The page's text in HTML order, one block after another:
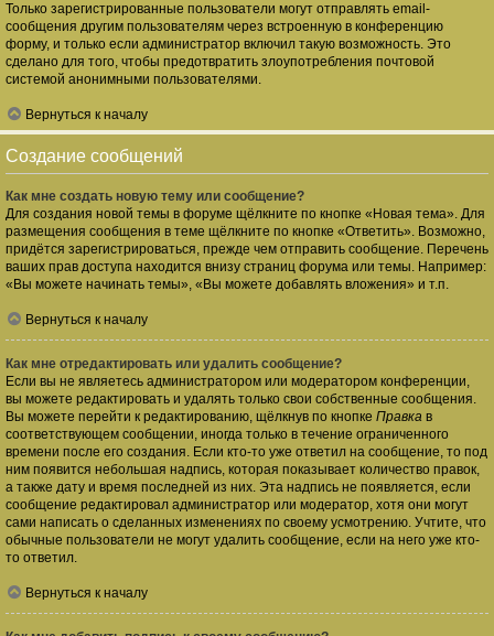
Только зарегистрированные пользователи могут отправлять email-
сообщения другим пользователям через встроенную в конференцию
форму, и только если администратор включил такую возможность. Это
сделано для того, чтобы предотвратить злоупотребления почтовой
системой анонимными пользователями.
Вернуться к началу
Создание сообщений
Как мне создать новую тему или сообщение?
Для создания новой темы в форуме щёлкните по кнопке «Новая тема». Для
размещения сообщения в теме щёлкните по кнопке «Ответить». Возможно,
придётся зарегистрироваться, прежде чем отправить сообщение. Перечень
ваших прав доступа находится внизу страниц форума или темы. Например:
«Вы можете начинать темы», «Вы можете добавлять вложения» и т.п.
Вернуться к началу
Как мне отредактировать или удалить сообщение?
Если вы не являетесь администратором или модератором конференции,
вы можете редактировать и удалять только свои собственные сообщения.
Вы можете перейти к редактированию, щёлкнув по кнопке Правка в
соответствующем сообщении, иногда только в течение ограниченного
времени после его создания. Если кто-то уже ответил на сообщение, то под
ним появится небольшая надпись, которая показывает количество правок,
а также дату и время последней из них. Эта надпись не появляется, если
сообщение редактировал администратор или модератор, хотя они могут
сами написать о сделанных изменениях по своему усмотрению. Учтите, что
обычные пользователи не могут удалить сообщение, если на него уже кто-
то ответил.
Вернуться к началу